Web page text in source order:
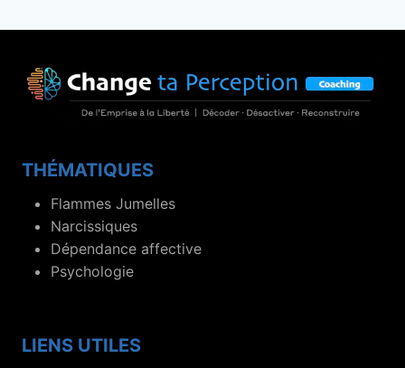
THÉMATIQUES
Flammes Jumelles
Narcissiques
Dépendance affective
Psychologie
LIENS UTILES